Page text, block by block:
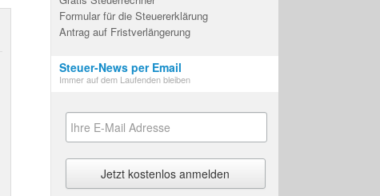
Formular für die Steuererklärung
Antrag auf Fristverlängerung
Steuer-News per Email
Immer auf dem Laufenden bleiben